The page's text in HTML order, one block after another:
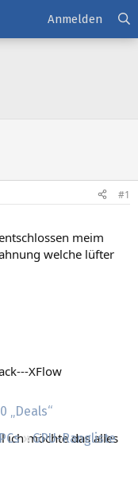
„Deals“
GPU-Rangliste
Anmelden
#1
meim
welche lüfter
XFlow
ich möchte das alles